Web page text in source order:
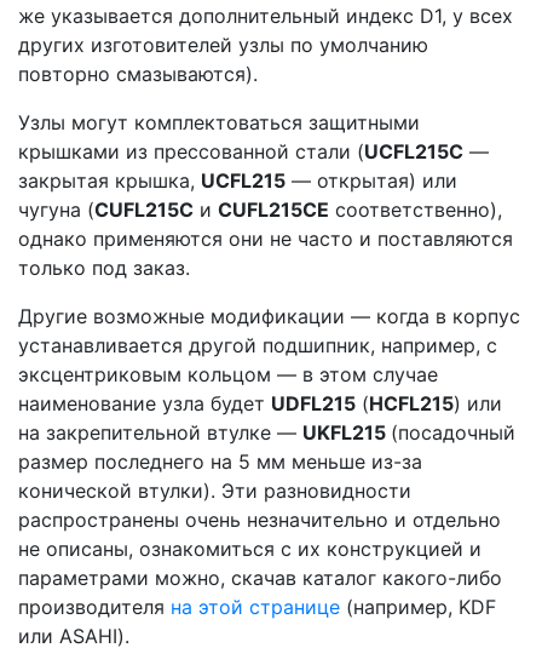
же указывается дополнительный индекс D1, у всех
других изготовителей узлы по умолчанию
повторно смазываются).
Узлы могут комплектоваться защитными
крышками из прессованной стали (UCFL215C —
закрытая крышка, UCFL215 — открытая) или
чугуна (CUFL215C и CUFL215CE соответственно),
однако применяются они не часто и поставляются
только под заказ.
Другие возможные модификации — когда в корпус
устанавливается другой подшипник, например, с
эксцентриковым кольцом — в этом случае
наименование узла будет UDFL215 (HCFL215) или
на закрепительной втулке — UKFL215 (посадочный
размер последнего на 5 мм меньше из-за
конической втулки). Эти разновидности
распространены очень незначительно и отдельно
не описаны, ознакомиться с их конструкцией и
параметрами можно, скачав каталог какого-либо
производителя на этой странице (например, KDF
или ASAHI).